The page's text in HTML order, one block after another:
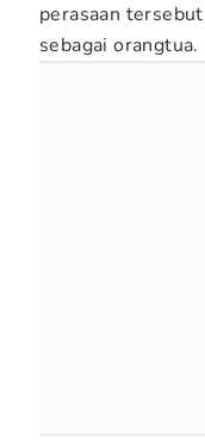
perasaan
sebagai orangtua.